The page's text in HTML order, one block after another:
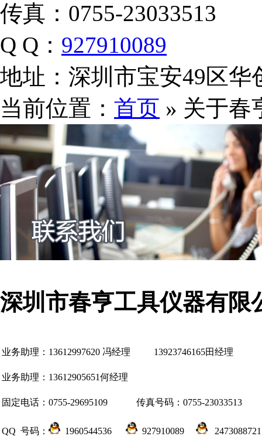
传真： 0755-23033513
Q Q： 927910089
地址： 深圳市宝安49区华
当前位置： 首页 » 关于春
深圳市春亨工具仪器有限
业务助理：13612997620 冯经理 13923746165田经理
业务助理：13612905651何经理
固定电话：0755-29695109 传真号码：0755-23033513
QQ 号码： 1960544536 927910089